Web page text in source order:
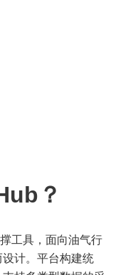
？
工具，面向油气行
计。平台构建统